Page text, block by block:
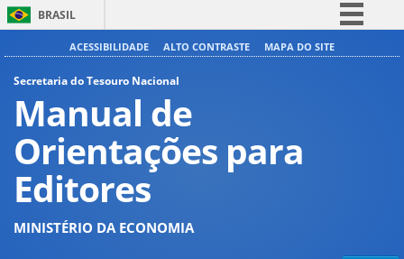
BRASIL
Simplifique!
Legislação
ACESSIBILIDADE ALTO CONTRASTE MAPA DO SITE
Secretaria do Tesouro Nacional
Manual de
Orientações para
Editores
MINISTÉRIO DA ECONOMIA